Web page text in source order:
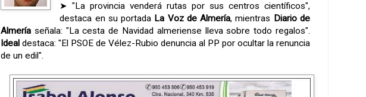
➤ "La provincia venderá rutas por sus centros científicos",
destaca en su portada La Voz de Almería, mientras Diario de
Almería señala: "La cesta de Navidad almeriense lleva sobre todo regalos".
Ideal destaca: "El PSOE de Vélez-Rubio denuncia al PP por ocultar la renuncia
de un edil".